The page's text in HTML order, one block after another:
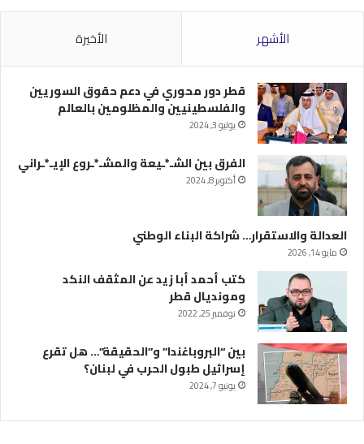
الأشهر الأخيرة
قطر دور محوري في دعم حقوق السوريين
والفلسطينيين والمظلومين بالعالم
يوليو 3, 2024
الفرق بين الشـ*ـيعة والمشـ*ـروع الإيـ*ـراني
أكتوبر 8, 2024
العدالة والاستقرار… شراكة البناء الوطني
مايو 14, 2026
كتب أحمد أبا زيد عن المثقف النكد
ومونديال قطر
نوفمبر 25, 2022
بين “البروباغندا” و”الحقيقة”… هل تقرع
إسرائيل طبول الحرب في لبنان؟
يونيو 7, 2024